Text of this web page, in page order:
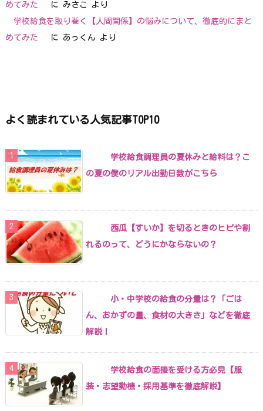
めてみた
に みさこ
より
学校給食を取り巻く【人間関係】の悩みについて、徹底的にまと
めてみた
に あっくん より
よく読まれている人気記事TOP10
学校給食調理員の夏休みと給料は？こ
の夏の僕のリアル出勤日数がこちら
西瓜【すいか】を切るときのヒビや割
れるのって、どうにかならないの？
小・中学校の給食の分量は？「ごは
ん、おかずの量、食材の大きさ」などを徹底
解説！
学校給食の面接を受ける方必見【服
装・志望動機・採用基準を徹底解説】